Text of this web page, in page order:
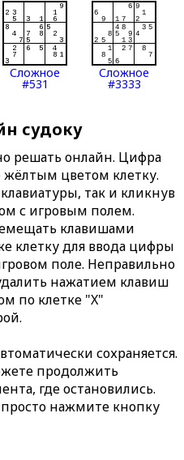
Сложное
#531
Сложное
#3333
судоку
решать онлайн. Цифра
жёлтым цветом клетку.
так и кликнув
с игровым полем.
клавишами
клетку для ввода цифры
поле. Неправильно
нажатием клавиш
по клетке "X"
сохраняется.
продолжить
где остановились.
нажмите кнопку